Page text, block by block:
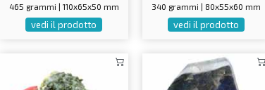
465 grammi | 110x65x50 mm
vedi il prodotto
340 grammi | 80x55x60 mm
vedi il prodotto